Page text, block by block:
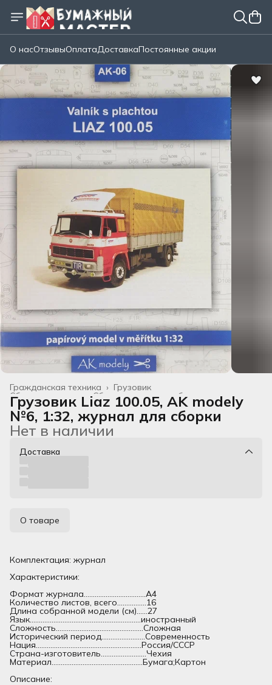
О насОтзывыОплатаДоставкаПостоянные акции
Грузовик
Гражданская техника ›
Сборные модели из бумаги
Сборные модели
Все товары ›
Главная ›
Грузовик Liaz 100.05, AK modely
№6, 1:32, журнал для сборки
Нет в наличии
Доставка
О товаре
Комплектация: журнал
Характеристики:
Формат журнала..................................А4
Количество листов, всего................16
Длина собранной модели (см)......27
Язык.............................................................иностранный
Сложность................................................Сложная
Исторический период........................Современность
Нация..........................................................Россия/СССР
Страна-изготовитель.........................Чехия
Материал..................................................Бумага;Картон
Описание: